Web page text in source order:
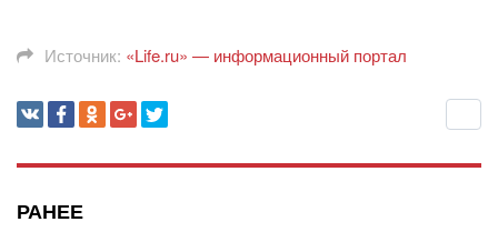
Источник: «Life.ru» — информационный портал
РАНЕЕ